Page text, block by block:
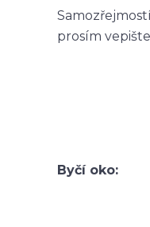
prosím
Byčí oko: